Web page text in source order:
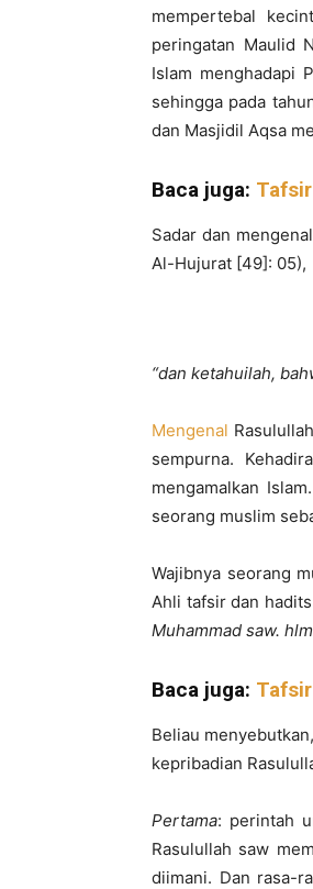
mempertebal
peringatan Maulid
Islam menghadapi
sehingga pada
dan Masjidil Aqsa
Baca juga:
Sadar dan mengenal
Al-Hujurat [49]: 05),
“dan ketahuilah,
Mengenal
sempurna.
mengamalkan
seorang muslim
Wajibnya seorang
Ahli tafsir dan
Muhammad saw.
Baca juga:
Beliau
kepribadian
Pertama: perintah
Rasulullah saw
diimani. Dan rasa-